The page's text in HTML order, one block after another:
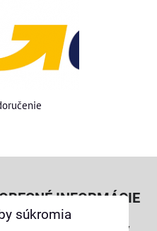
INFORMÁCIE
podmienky pre osoby
súkromia